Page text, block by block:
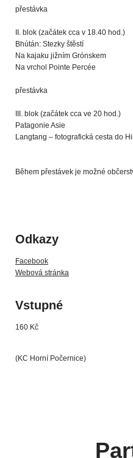
přestávka
II. blok (začátek cca v 18.40 hod.)
Bhútán: Stezky štěstí
Na kajaku jižním Grónskem
Na vrchol Pointe Percée
přestávka
III. blok (začátek cca ve 20 hod.)
Patagonie Asie
Langtang – fotografická cesta do
Během přestávek je možné
Odkazy
Facebook
Webová stránka
Vstupné
160 Kč
(KC Horní Počernice)